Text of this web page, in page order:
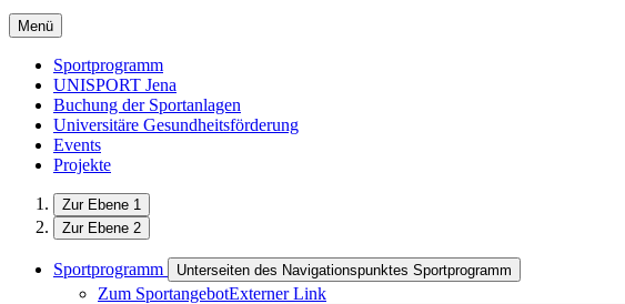
Menü
Sportprogramm
UNISPORT Jena
Buchung der Sportanlagen
Universitäre Gesundheitsförderung
Events
Projekte
Zur Ebene 1
Zur Ebene 2
Sportprogramm Unterseiten des Navigationspunktes Sportprogramm
Zum SportangebotExterner Link